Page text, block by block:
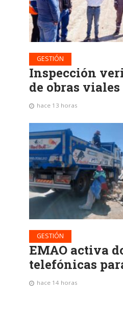
GESTIÓN
Inspección
de obras
hace 13 horas
GESTIÓN
EMAO activa
telefónicas
hace 14 horas